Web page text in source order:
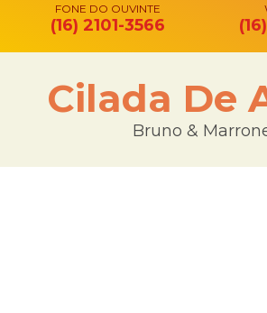
FONE DO OUVINTE
(16) 2101-3566
Cilada De
Bruno &